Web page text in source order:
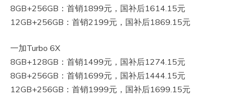
8GB+256GB：首销1899元，国补后1614.15元
12GB+256GB：首销2199元，国补后1869.15元
一加Turbo 6X
8GB+128GB：首销1499元，国补后1274.15元
8GB+256GB：首销1699元，国补后1444.15元
12GB+256GB：首销1999元，国补后1699.15元